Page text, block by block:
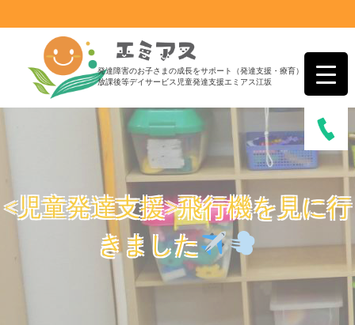
発達障害のお子さまの成長をサポート（発達支援・療育）
放課後等デイサービス児童発達支援エミアス江坂
<児童発達支援>飛行機を見に行
きました